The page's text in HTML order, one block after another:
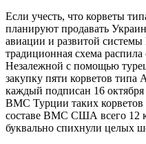
Если учесть, что корветы
планируют продавать
авиации и развитой
традиционная схема
Незалежной с помощью
закупку пяти корветов
каждый подписан 16 октября
ВМС Турции таких корветов
составе ВМС США всего 12
буквально спихнули целых